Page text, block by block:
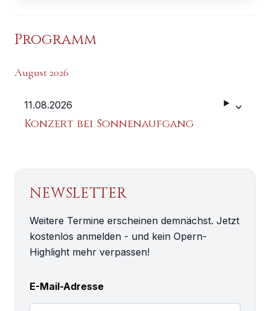
Programm
August 2026
11.08.2026
Konzert bei Sonnenaufgang
Weitere
NEWSLETTER
Weitere Termine erscheinen demnächst. Jetzt
kostenlos anmelden - und kein Opern-
Highlight mehr verpassen!
E-Mail-Adresse